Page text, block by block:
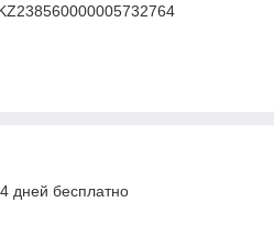
дней бесплатно